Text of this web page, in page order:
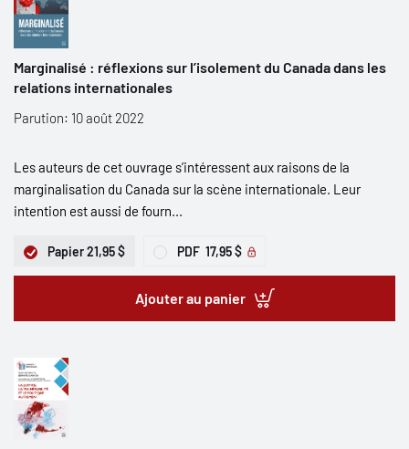
Marginalisé : réflexions sur l’isolement du Canada dans les
relations internationales
Parution: 10 août 2022
Les auteurs de cet ouvrage s’intéressent aux raisons de la
marginalisation du Canada sur la scène internationale. Leur
intention est aussi de fourn...
Papier21,95 $ PDF 17,95 $
Ajouter au panier